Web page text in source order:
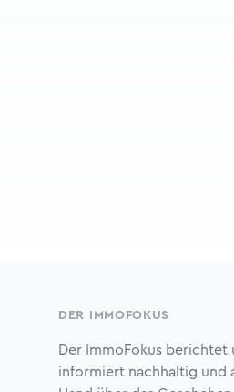
DER IMMOFOKUS
Der ImmoFokus berichtet
informiert nachhaltig und